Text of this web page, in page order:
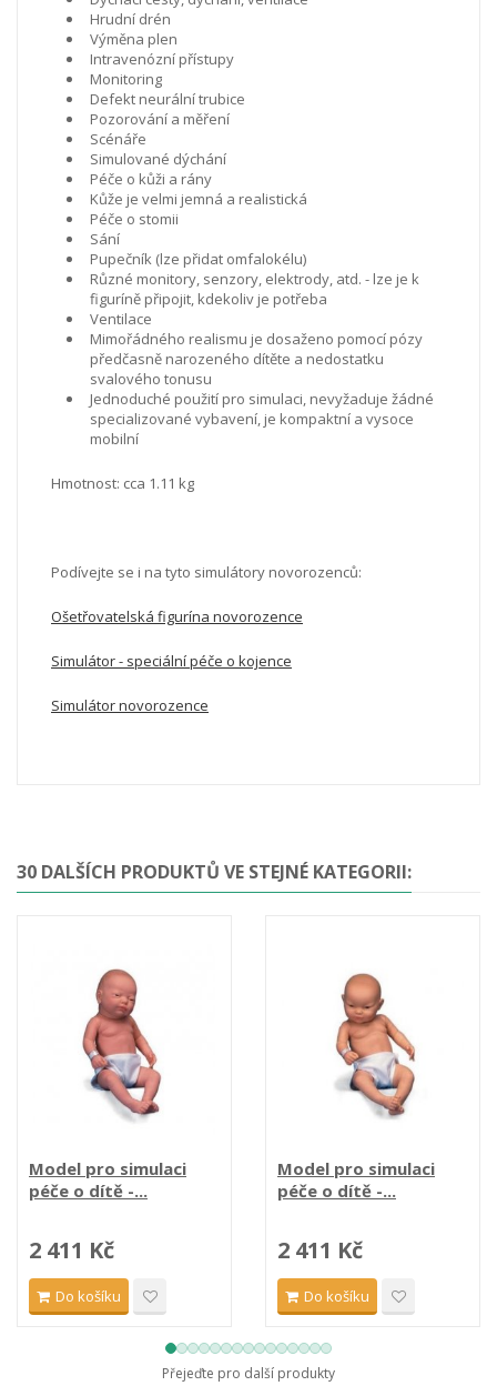
Hrudní drén
Výměna plen
Intravenózní přístupy
Monitoring
Defekt neurální trubice
Pozorování a měření
Scénáře
Simulované dýchání
Péče o kůži a rány
Kůže je velmi jemná a realistická
Péče o stomii
Sání
Pupečník (lze přidat omfalokélu)
Různé monitory, senzory, elektrody, atd. - lze je k
figuríně připojit, kdekoliv je potřeba
Ventilace
Mimořádného realismu je dosaženo pomocí pózy
předčasně narozeného dítěte a nedostatku
svalového tonusu
Jednoduché použití pro simulaci, nevyžaduje žádné
specializované vybavení, je kompaktní a vysoce
mobilní
Hmotnost: cca 1.11 kg
Podívejte se i na tyto simulátory novorozenců:
Ošetřovatelská figurína novorozence
Simulátor - speciální péče o kojence
Simulátor novorozence
30 DALŠÍCH PRODUKTŮ VE STEJNÉ KATEGORII:
Model pro simulaci
péče o dítě -...
2 411 Kč
Do košíku
Model pro simulaci
péče o dítě -...
2 411 Kč
Do košíku
Přejeďte pro další produkty